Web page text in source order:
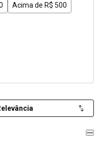
Acima de R$ 500